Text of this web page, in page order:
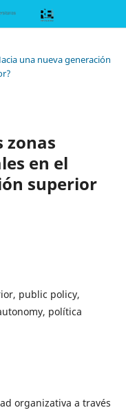
una nueva generación
zonas
en el
superior
public policy,
política
organizativa a través